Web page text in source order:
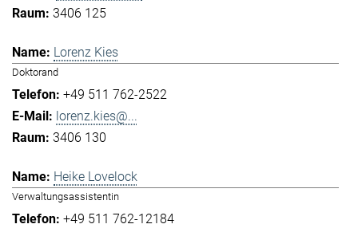
3406 125
Lorenz Kies
Doktorand
+49 511 762-2522
lorenz.kies@...
3406 130
Heike Lovelock
Verwaltungsassistentin
+49 511 762-12184